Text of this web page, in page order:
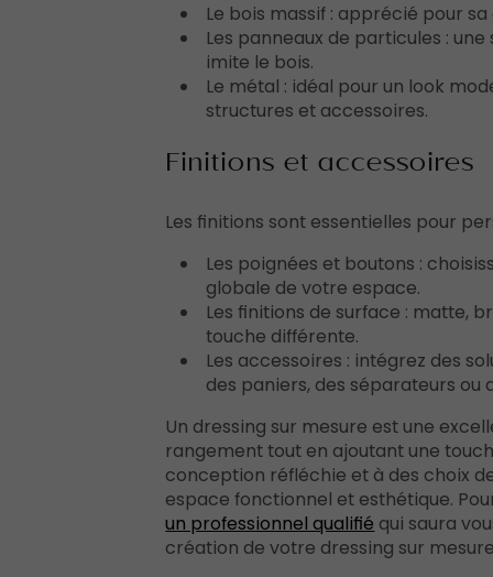
Le bois massif : apprécié pour
Les panneaux de particules :
imite le bois.
Le métal : idéal pour un look
structures et accessoires.
Finitions et accessoires
Les finitions sont essentielles pour
Les poignées et boutons :
globale de votre espace.
Les finitions de surface : matte,
touche différente.
Les accessoires : intégrez des
des paniers, des séparateurs
Un dressing sur mesure est une
rangement tout en ajoutant une
conception réfléchie et à des choix
espace fonctionnel et esthétique.
un professionnel qualifié qui saura
création de votre dressing sur